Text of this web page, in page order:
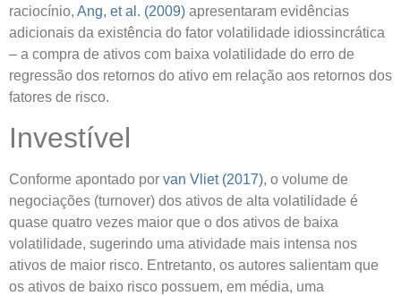
raciocínio, Ang, et al. (2009) apresentaram evidências
adicionais da existência do fator volatilidade idiossincrática
– a compra de ativos com baixa volatilidade do erro de
regressão dos retornos do ativo em relação aos retornos dos
fatores de risco.
Investível
Conforme apontado por van Vliet (2017), o volume de
negociações (turnover) dos ativos de alta volatilidade é
quase quatro vezes maior que o dos ativos de baixa
volatilidade, sugerindo uma atividade mais intensa nos
ativos de maior risco. Entretanto, os autores salientam que
os ativos de baixo risco possuem, em média, uma